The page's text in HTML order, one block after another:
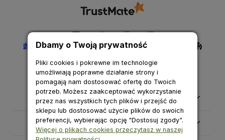
Pomoc
Moje konto
Dbamy o Twoją prywatność
Pliki cookies i pokrewne im technologie
umożliwiają poprawne działanie strony i
pomagają nam dostosować ofertę do Twoich
potrzeb. Możesz zaakceptować wykorzystanie
przez nas wszystkich tych plików i przejść do
sklepu lub dostosować użycie plików do swoich
preferencji, wybierając opcję "Dostosuj zgody".
Więcej o plikach cookies przeczytasz w naszej